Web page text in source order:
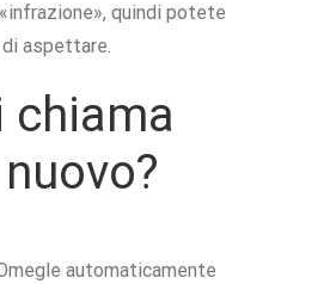
quindi potete
aspettare.
chiama
automaticamente